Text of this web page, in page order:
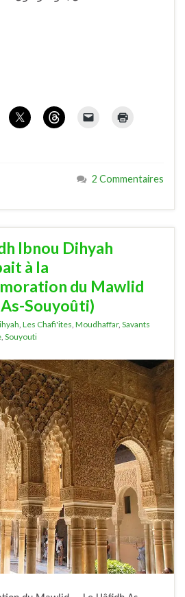
2 Commentaires
Ibnou Dihyah
à la
du Mawlid
Souyoûti)
, Les Chafi'ites, Moudhaffar, Savants
, Souyouti